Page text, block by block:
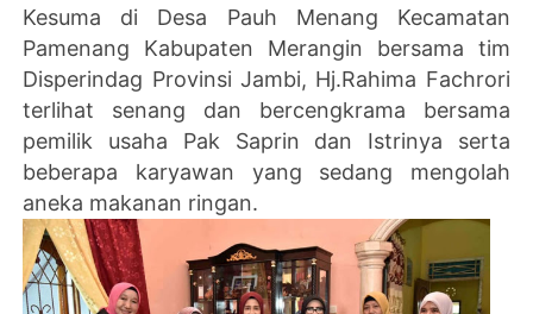
Kesuma di Desa Pauh Menang Kecamatan
Pamenang Kabupaten Merangin bersama tim
Disperindag Provinsi Jambi, Hj.Rahima Fachrori
terlihat senang dan bercengkrama bersama
pemilik usaha Pak Saprin dan Istrinya serta
beberapa karyawan yang sedang mengolah
aneka makanan ringan.